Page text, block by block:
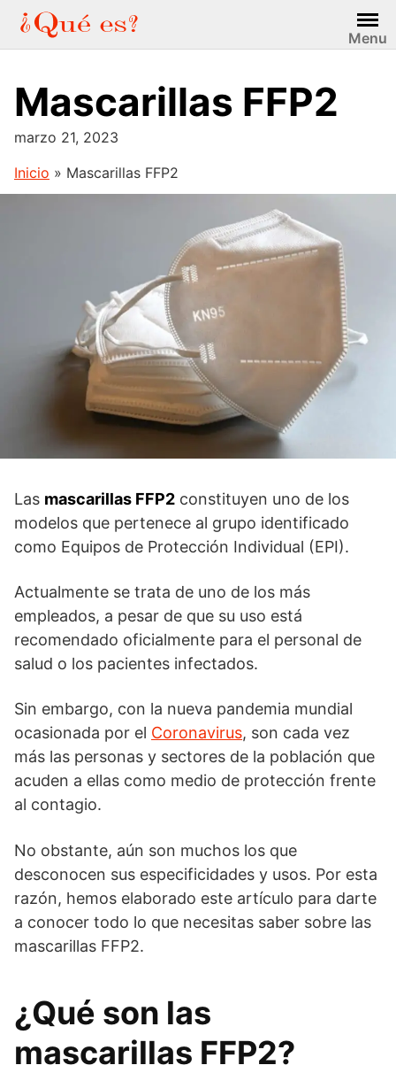
Saltar
contenido
Menu
Mascarillas FFP2
marzo 21, 2023
Inicio » Mascarillas FFP2
Las mascarillas FFP2 constituyen uno de los
modelos que pertenece al grupo identificado
como Equipos de Protección Individual (EPI).
Actualmente se trata de uno de los más
empleados, a pesar de que su uso está
recomendado oficialmente para el personal de
salud o los pacientes infectados.
Sin embargo, con la nueva pandemia mundial
ocasionada por el Coronavirus, son cada vez
más las personas y sectores de la población que
acuden a ellas como medio de protección frente
al contagio.
No obstante, aún son muchos los que
desconocen sus especificidades y usos. Por esta
razón, hemos elaborado este artículo para darte
a conocer todo lo que necesitas saber sobre las
mascarillas FFP2.
¿Qué son las
mascarillas FFP2?